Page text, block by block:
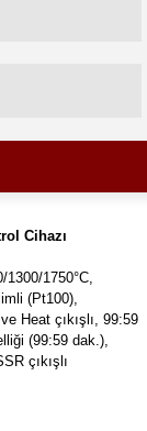
Cihazı
1300/1750°C,
(Pt100),
Heat çıkışlı, 99:59
(99:59 dak.),
çıkışlı